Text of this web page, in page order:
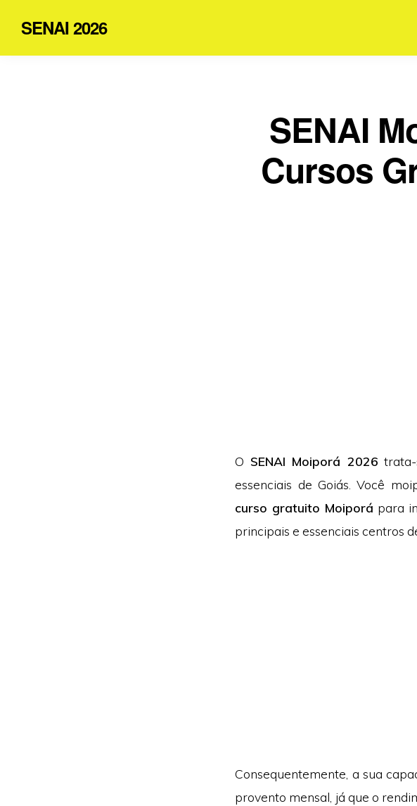
SENAI 2026
SENAI
Cursos
O SENAI Moiporá 2026
essenciais de Goiás. Você
curso gratuito Moiporá para
principais e essenciais centros
Consequentemente, a sua
provento mensal, já que o